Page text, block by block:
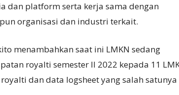
dan platform serta kerja sama dengan
organisasi dan industri terkait.
menambahkan saat ini LMKN sedang
royalti semester II 2022 kepada 11
dan data logsheet yang salah satunya